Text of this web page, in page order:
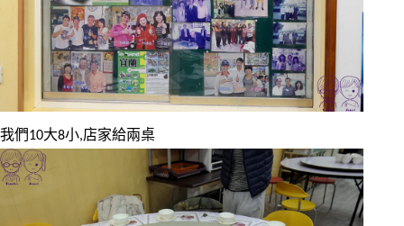
我們10大8小,店家給兩桌